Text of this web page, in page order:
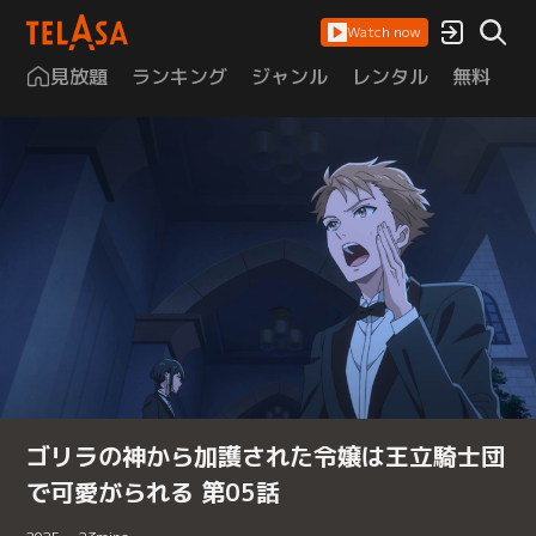
Watch now
見放題 ランキング ジャンル レンタル 無料
ゴリラの神から加護された令嬢は王立騎士団
で可愛がられる 第05話